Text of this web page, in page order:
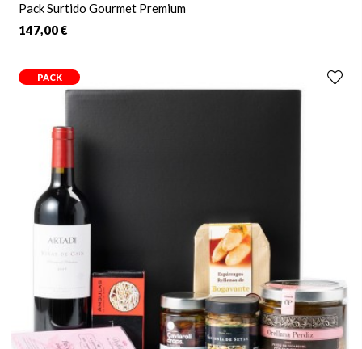
Pack Surtido Gourmet Premium
147,00 €
PACK